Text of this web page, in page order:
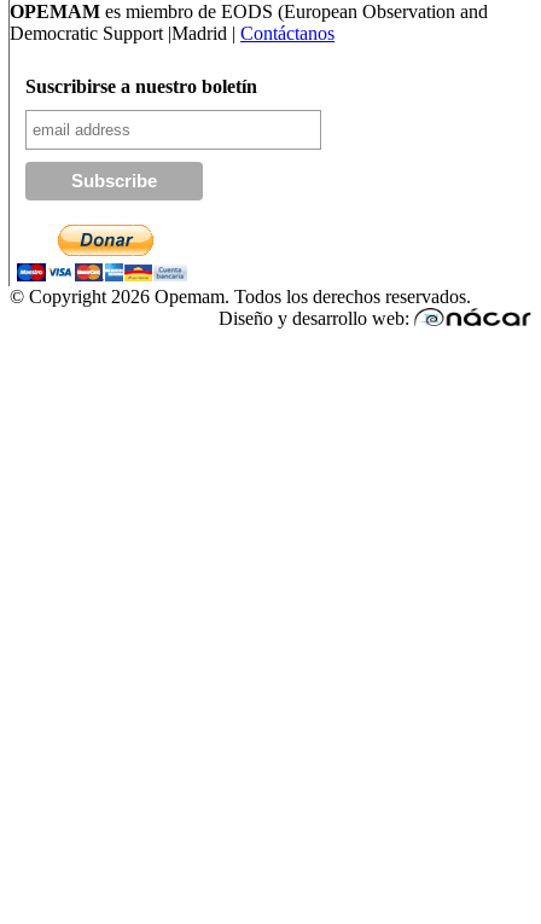
OPEMAM es miembro de EODS (European Observation and
Democratic Support |Madrid | Contáctanos
Suscribirse a nuestro boletín
© Copyright 2026 Opemam. Todos los derechos reservados.
Diseño y desarrollo web: